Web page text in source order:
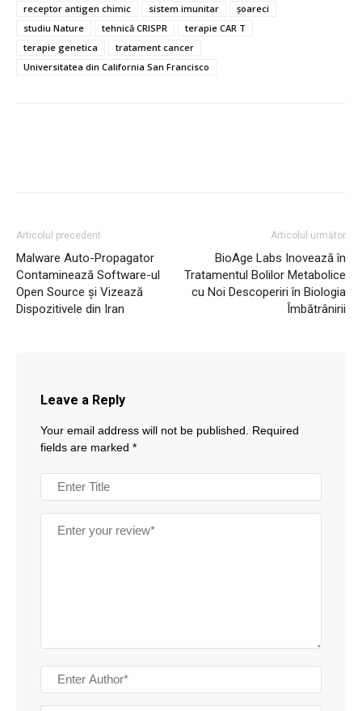
receptor antigen chimic sistem imunitar
șoareci
studiu Nature
tehnică CRISPR
terapie CAR T
terapie genetica
tratament cancer
Universitatea din California San Francisco
Articolul precedent
Malware Auto-Propagator
Contaminează Software-ul
Open Source și Vizează
Dispozitivele din Iran
Articolul următor
BioAge Labs Inovează în
Tratamentul Bolilor Metabolice
cu Noi Descoperiri în Biologia
Îmbătrânirii
Leave a Reply
Your email address will not be published.
Required
fields are marked *